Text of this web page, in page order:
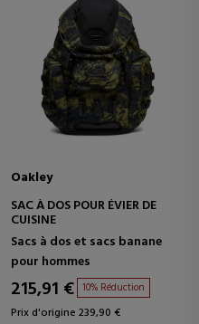
Oakley
SAC À DOS POUR ÉVIER DE
CUISINE
Sacs à dos et sacs banane
pour hommes
215,91 € 10% Réduction
Prix d'origine 239,90 €